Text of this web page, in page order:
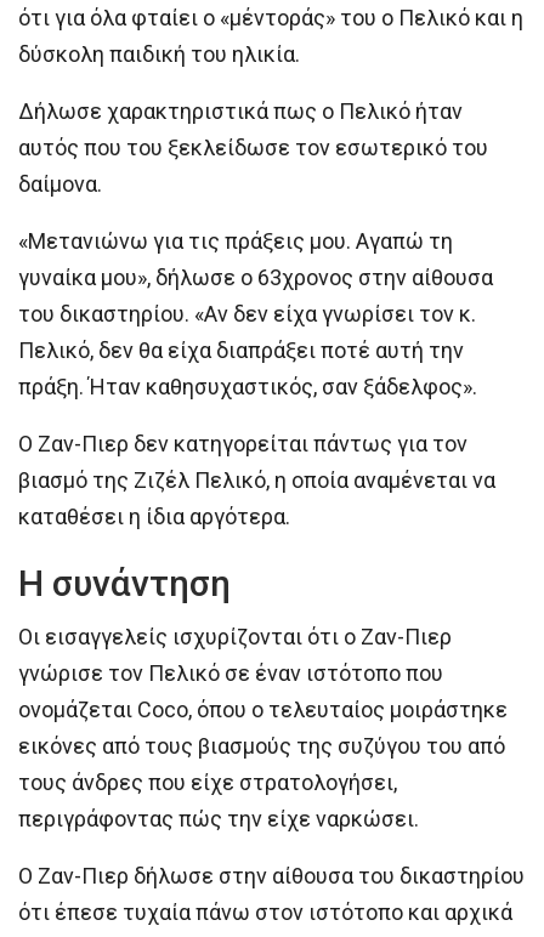
ότι για όλα φταίει ο «μέντοράς» του ο Πελικό και η
δύσκολη παιδική του ηλικία.
Δήλωσε χαρακτηριστικά πως ο Πελικό ήταν
αυτός που του ξεκλείδωσε τον εσωτερικό του
δαίμονα.
«Μετανιώνω για τις πράξεις μου. Αγαπώ τη
γυναίκα μου», δήλωσε ο 63χρονος στην αίθουσα
του δικαστηρίου. «Αν δεν είχα γνωρίσει τον κ.
Πελικό, δεν θα είχα διαπράξει ποτέ αυτή την
πράξη. Ήταν καθησυχαστικός, σαν ξάδελφος».
Ο Ζαν-Πιερ δεν κατηγορείται πάντως για τον
βιασμό της Ζιζέλ Πελικό, η οποία αναμένεται να
καταθέσει η ίδια αργότερα.
Η συνάντηση
Οι εισαγγελείς ισχυρίζονται ότι ο Ζαν-Πιερ
γνώρισε τον Πελικό σε έναν ιστότοπο που
ονομάζεται Coco, όπου ο τελευταίος μοιράστηκε
εικόνες από τους βιασμούς της συζύγου του από
τους άνδρες που είχε στρατολογήσει,
περιγράφοντας πώς την είχε ναρκώσει.
Ο Ζαν-Πιερ δήλωσε στην αίθουσα του δικαστηρίου
ότι έπεσε τυχαία πάνω στον ιστότοπο και αρχικά